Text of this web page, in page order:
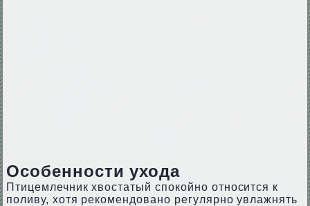
Особенности ухода
Птицемлечник хвостатый спокойно относится к
поливу, хотя рекомендовано регулярно увлажнять